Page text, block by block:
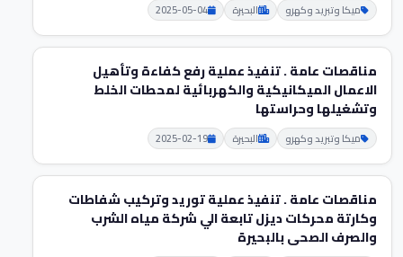
ميكا وتبريد وكهرو البحيرة 2025-05-04
مناقصات عامة . تنفيذ عملية رفع كفاءة وتأهيل
الاعمال الميكانيكية والكهربائية لمحطات الخلط
وتشغيلها وحراستها
ميكا وتبريد وكهرو البحيرة 2025-02-19
مناقصات عامة . تنفيذ عملية توريد وتركيب شفاطات
وكارتة محركات ديزل تابعة الي شركة مياه الشرب
والصرف الصحى بالبحيرة